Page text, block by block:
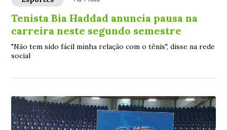
Tenista Bia Haddad anuncia pausa na
carreira neste segundo semestre
"Não tem sido fácil minha relação com o tênis", disse na rede
social